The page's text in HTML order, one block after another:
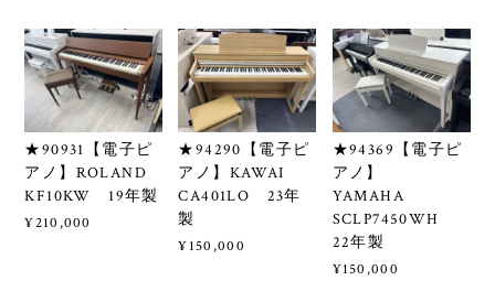
★90931【電子ピ
アノ】ROLAND
★94290【電子ピ
アノ】KAWAI
CA401LO 23年
★94369【電子ピ
アノ】
YAMAHA
SCLP7450WH